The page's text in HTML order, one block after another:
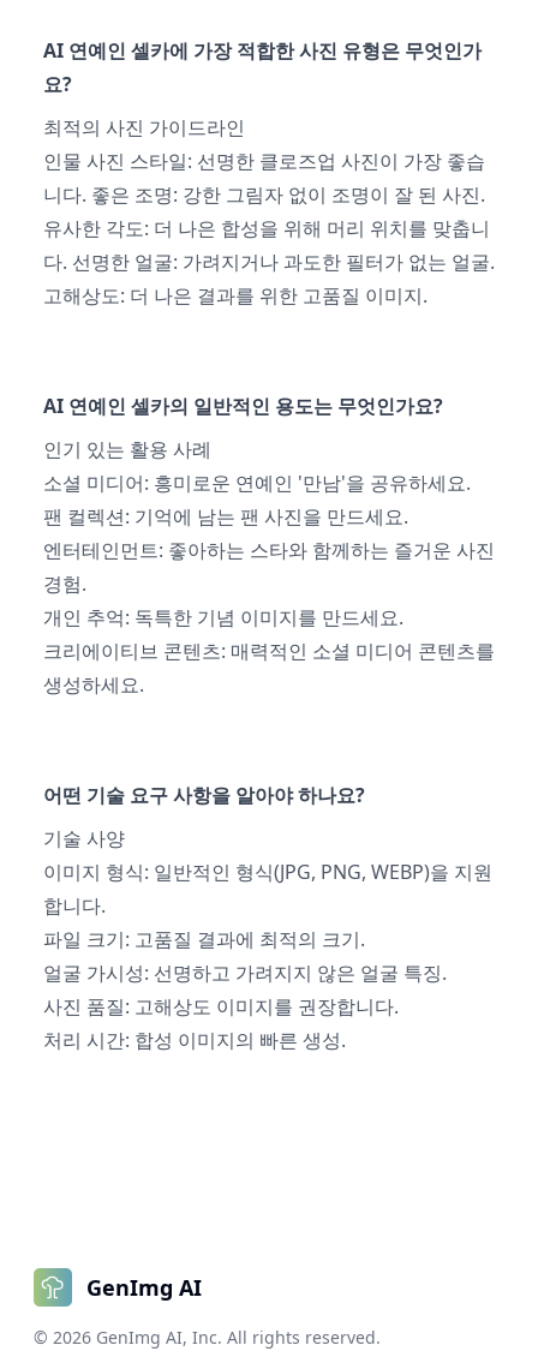
AI 연예인 셀카에 가장 적합한 사진 유형은 무엇인가
요?
최적의 사진 가이드라인
인물 사진 스타일: 선명한 클로즈업 사진이 가장 좋습
니다. 좋은 조명: 강한 그림자 없이 조명이 잘 된 사진.
유사한 각도: 더 나은 합성을 위해 머리 위치를 맞춥니
다. 선명한 얼굴: 가려지거나 과도한 필터가 없는 얼굴.
고해상도: 더 나은 결과를 위한 고품질 이미지.
AI 연예인 셀카의 일반적인 용도는 무엇인가요?
인기 있는 활용 사례
소셜 미디어: 흥미로운 연예인 '만남'을 공유하세요.
팬 컬렉션: 기억에 남는 팬 사진을 만드세요.
엔터테인먼트: 좋아하는 스타와 함께하는 즐거운 사진
경험.
개인 추억: 독특한 기념 이미지를 만드세요.
크리에이티브 콘텐츠: 매력적인 소셜 미디어 콘텐츠를
생성하세요.
어떤 기술 요구 사항을 알아야 하나요?
기술 사양
이미지 형식: 일반적인 형식(JPG, PNG, WEBP)을 지원
합니다.
파일 크기: 고품질 결과에 최적의 크기.
얼굴 가시성: 선명하고 가려지지 않은 얼굴 특징.
사진 품질: 고해상도 이미지를 권장합니다.
처리 시간: 합성 이미지의 빠른 생성.
GenImg AI
© 2026 GenImg AI, Inc. All rights reserved.